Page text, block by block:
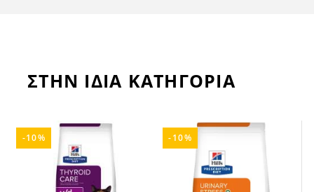
ΣΤΗΝ ΙΔΙΑ ΚΑΤΗΓΟΡΙΑ
-10% favorite_border
HILL'S FELINE K/D
65,90 € 59,31 €
-10%